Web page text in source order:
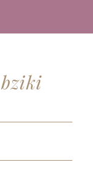
bziki